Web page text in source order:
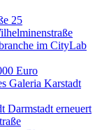
25
im CityLab
Euro
Galeria Karstadt
Darmstadt erneuert